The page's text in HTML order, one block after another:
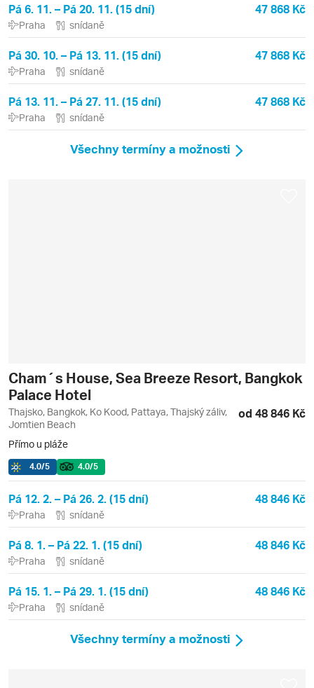
Pá 6. 11. – Pá 20. 11. (15 dní) 47 868 Kč
Praha snídaně
Pá 30. 10. – Pá 13. 11. (15 dní) 47 868 Kč
Praha snídaně
Pá 13. 11. – Pá 27. 11. (15 dní) 47 868 Kč
Praha snídaně
Všechny termíny a možnosti
Cham´s House, Sea Breeze Resort, Bangkok
Palace Hotel
Thajsko, Bangkok, Ko Kood, Pattaya, Thajský záliv,
Jomtien Beach
od 48 846 Kč
Přímo u pláže
4.0/5 4.0/5
Pá 12. 2. – Pá 26. 2. (15 dní) 48 846 Kč
Praha snídaně
Pá 8. 1. – Pá 22. 1. (15 dní) 48 846 Kč
Praha snídaně
Pá 15. 1. – Pá 29. 1. (15 dní) 48 846 Kč
Praha snídaně
Všechny termíny a možnosti